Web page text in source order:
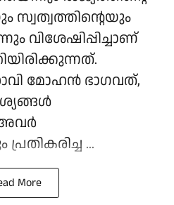
സ്വത്വത്തിന്റെയും
വിശേഷിപ്പിച്ചാണ്
മോഹൻ ഭാഗവത്,
...
More